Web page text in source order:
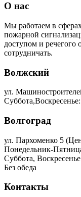
О нас
Мы работаем в
пожарной
доступом и
сотрудничать.
Волжский
ул.
Волгоград
ул. Пархоменко 5
Понедельник-
Суббота,
Без обеда
Контакты